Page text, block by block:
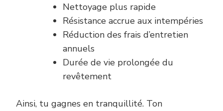
Nettoyage plus rapide
Résistance accrue aux intempéries
Réduction des frais d’entretien
annuels
Durée de vie prolongée du
revêtement
Ainsi, tu gagnes en tranquillité. Ton